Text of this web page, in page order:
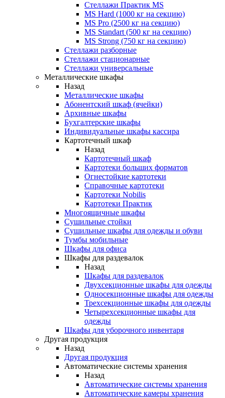
Стеллажи Практик MS
MS Hard (1000 кг на секцию)
MS Pro (2500 кг на секцию)
MS Standart (500 кг на секцию)
MS Strong (750 кг на секцию)
Стеллажи разборные
Стеллажи стационарные
Стеллажи универсальные
Металлические шкафы
Назад
Металлические шкафы
Абонентский шкаф (ячейки)
Архивные шкафы
Бухгалтерские шкафы
Индивидуальные шкафы кассира
Картотечный шкаф
Назад
Картотечный шкаф
Картотеки больших форматов
Огнестойкие картотеки
Справочные картотеки
Картотеки Nobilis
Картотеки Практик
Многоящичные шкафы
Сушильные стойки
Сушильные шкафы для одежды и обуви
Тумбы мобильные
Шкафы для офиса
Шкафы для раздевалок
Назад
Шкафы для раздевалок
Двухсекционные шкафы для одежды
Односекционные шкафы для одежды
Трехсекционные шкафы для одежды
Четырехсекционные шкафы для
одежды
Шкафы для уборочного инвентаря
Другая продукция
Назад
Другая продукция
Автоматические системы хранения
Назад
Автоматические системы хранения
Автоматические камеры хранения